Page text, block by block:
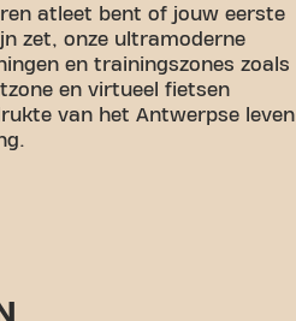
atleet bent of jouw eerste
zet, onze ultramoderne
en trainingszones zoals
en virtueel fietsen
van het Antwerpse leven